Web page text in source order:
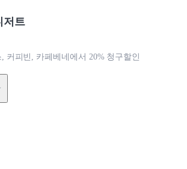
저트
커피빈, 카페베네에서 20% 청구할인